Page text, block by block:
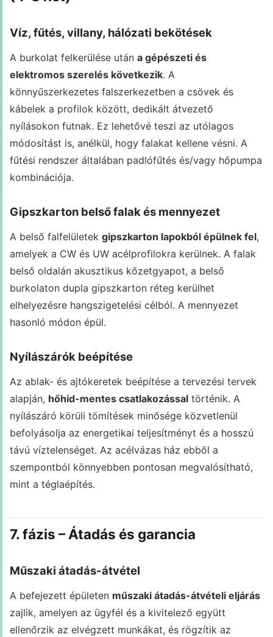
Víz, fűtés, villany, hálózati bekötések
A burkolat felkerülése után a gépészeti és
elektromos szerelés következik. A
könnyűszerkezetes falszerkezetben a csövek és
kábelek a profilok között, dedikált átvezető
nyílásokon futnak. Ez lehetővé teszi az utólagos
módosítást is, anélkül, hogy falakat kellene vésni. A
fűtési rendszer általában padlófűtés és/vagy hőpumpa
kombinációja.
Gipszkarton belső falak és mennyezet
A belső falfelületek gipszkarton lapokból épülnek fel,
amelyek a CW és UW acélprofilokra kerülnek. A falak
belső oldalán akusztikus kőzetgyapot, a belső
burkolaton dupla gipszkarton réteg kerülhet
elhelyezésre hangszigetelési célból. A mennyezet
hasonló módon épül.
Nyílászárók beépítése
Az ablak- és ajtókeretek beépítése a tervezési tervek
alapján, hőhíd-mentes csatlakozással történik. A
nyílászáró körüli tömítések minősége közvetlenül
befolyásolja az energetikai teljesítményt és a hosszú
távú víztelenséget. Az acélvázas ház ebből a
szempontból könnyebben pontosan megvalósítható,
mint a téglaépítés.
7. fázis – Átadás és garancia
Műszaki átadás-átvétel
A befejezett épületen műszaki átadás-átvételi eljárás
zajlik, amelyen az ügyfél és a kivitelező együtt
ellenőrzik az elvégzett munkákat, és rögzítik az